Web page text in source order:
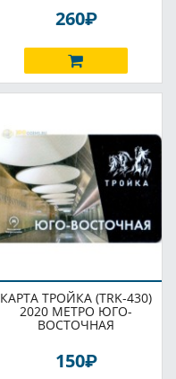
260P
КАРТА ТРОЙКА (TRK-430)
2020 МЕТРО ЮГО-
ВОСТОЧНАЯ
150P